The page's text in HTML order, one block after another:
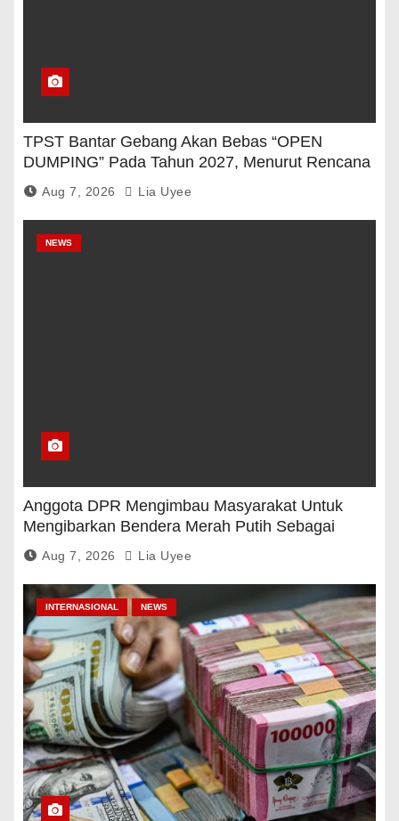
TPST Bantar Gebang Akan Bebas “OPEN
DUMPING” Pada Tahun 2027, Menurut Rencana
Pemerintah
Aug 7, 2026 Lia Uyee
NEWS
Anggota DPR Mengimbau Masyarakat Untuk
Mengibarkan Bendera Merah Putih Sebagai
Tanda Rasa Terima Kasih
Aug 7, 2026 Lia Uyee
INTERNASIONAL NEWS